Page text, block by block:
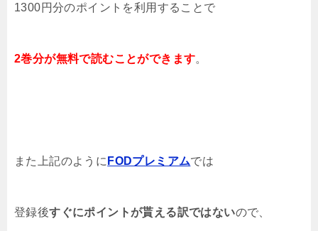
1300円分のポイントを利用することで
2巻分が無料で読むことができます。
また上記のように FODプレミアムでは
登録後すぐにポイントが貰える訳ではないので、